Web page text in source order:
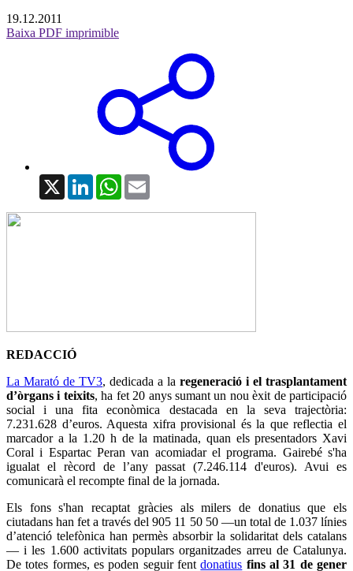
19.12.2011
Baixa PDF imprimible
X LinkedInWhatsApp
REDACCIÓ
La Marató de TV3, dedicada a la regeneració i el trasplantament
d’òrgans i teixits, ha fet 20 anys sumant un nou èxit de participació
social i una fita econòmica destacada en la seva trajectòria:
7.231.628 d’euros. Aquesta xifra provisional és la que reflectia el
marcador a la 1.20 h de la matinada, quan els presentadors Xavi
Coral i Espartac Peran van acomiadar el programa. Gairebé s'ha
igualat el rècord de l’any passat (7.246.114 d'euros). Avui es
comunicarà el recompte final de la jornada.
Els fons s'han recaptat gràcies als milers de donatius que els
ciutadans han fet a través del 905 11 50 50 —un total de 1.037 línies
d’atenció telefònica han permès absorbir la solidaritat dels catalans
— i les 1.600 activitats populars organitzades arreu de Catalunya.
De totes formes, es poden seguir fent donatius fins al 31 de gener